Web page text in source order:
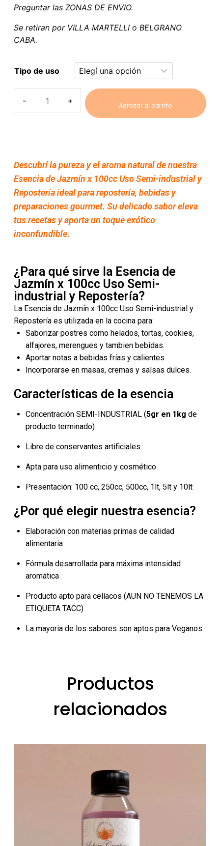
Preguntar las ZONAS DE ENVIO.
Se retiran por VILLA MARTELLI o BELGRANO
CABA.
Tipo de uso
Agregar al carrito
Descubrí la pureza y el aroma natural de nuestra
Esencia de Jazmín x 100cc Uso Semi-industrial y
Repostería ideal para repostería, bebidas y
preparaciones gourmet. Su delicado sabor eleva
tus recetas y aporta un toque exótico
inconfundible.
¿Para qué sirve la Esencia de
Jazmín x 100cc Uso Semi-
industrial y Repostería?
La Esencia de Jazmín x 100cc Uso Semi-industrial y
Repostería es utilizada en la cocina para:
Saborizar postres como helados, tortas, cookies,
alfajores, merengues y tambien bebidas.
Aportar notas a bebidas frías y calientes.
Incorporarse en masas, cremas y salsas dulces.
Características de la esencia
Concentración SEMI-INDUSTRIAL (5gr en 1kg de
producto terminado)
Libre de conservantes artificiales
Apta para uso alimenticio y cosmético
Presentación: 100 cc, 250cc, 500cc, 1lt, 5lt y 10lt
¿Por qué elegir nuestra esencia?
Elaboración con materias primas de calidad
alimentaria
Fórmula desarrollada para máxima intensidad
aromática
Producto apto para celíacos (AUN NO TENEMOS LA
ETIQUETA TACC)
La mayoria de los sabores son aptos para Veganos
Productos
relacionados